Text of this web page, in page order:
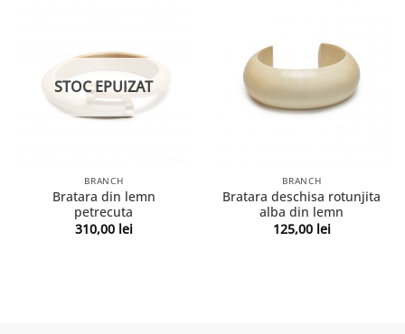
STOC EPUIZAT
BRANCH
Bratara din lemn
petrecuta
310,00 lei
BRANCH
Bratara deschisa rotunjita
alba din lemn
125,00 lei